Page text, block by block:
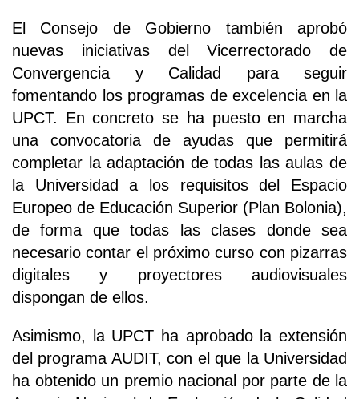
El Consejo de Gobierno también aprobó
nuevas iniciativas del Vicerrectorado de
Convergencia y Calidad para seguir
fomentando los programas de excelencia en la
UPCT. En concreto se ha puesto en marcha
una convocatoria de ayudas que permitirá
completar la adaptación de todas las aulas de
la Universidad a los requisitos del Espacio
Europeo de Educación Superior (Plan Bolonia),
de forma que todas las clases donde sea
necesario contar el próximo curso con pizarras
digitales y proyectores audiovisuales
dispongan de ellos.
Asimismo, la UPCT ha aprobado la extensión
del programa AUDIT, con el que la Universidad
ha obtenido un premio nacional por parte de la